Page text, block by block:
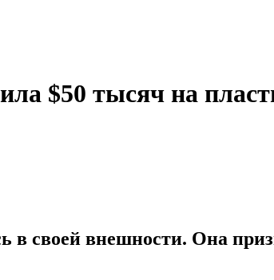
$50 тысяч на
своей внешности. Она